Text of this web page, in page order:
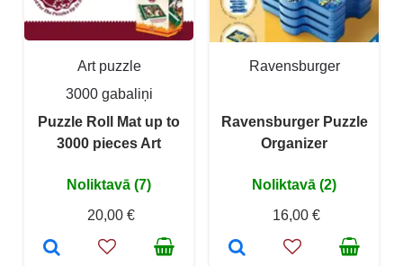
Art puzzle
3000 gabaliņi
Puzzle Roll Mat up to
3000 pieces Art
Noliktavā (7)
20,00 €
Ravensburger
Ravensburger Puzzle
Organizer
Noliktavā (2)
16,00 €